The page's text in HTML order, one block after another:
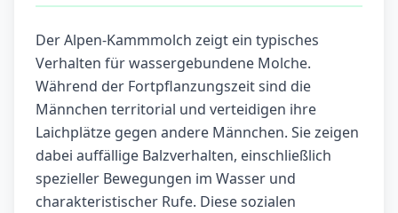
Der Alpen-Kammmolch zeigt ein typisches
Verhalten für wassergebundene Molche.
Während der Fortpflanzungszeit sind die
Männchen territorial und verteidigen ihre
Laichplätze gegen andere Männchen. Sie zeigen
dabei auffällige Balzverhalten, einschließlich
spezieller Bewegungen im Wasser und
charakteristischer Rufe. Diese sozialen